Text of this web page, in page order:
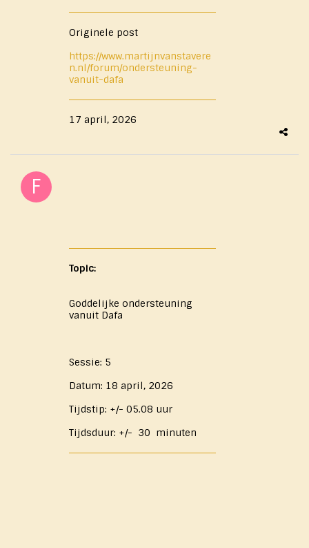
Originele post
https://www.martijnvanstavere
n.nl/forum/ondersteuning-
vanuit-dafa
17 april, 2026
Topic:
Goddelijke ondersteuning
vanuit Dafa
Sessie: 5
Datum: 18 april, 2026
Tijdstip: +/- 05.08 uur
Tijdsduur: +/- 30 minuten